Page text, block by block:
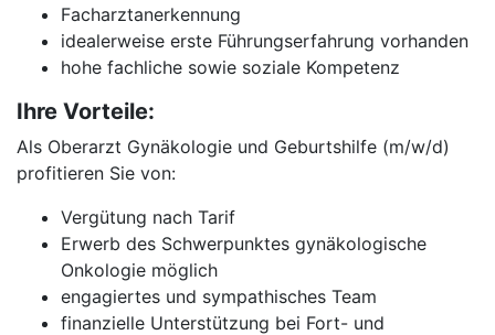
Facharztanerkennung
idealerweise erste Führungserfahrung vorhanden
hohe fachliche sowie soziale Kompetenz
Ihre Vorteile:
Als Oberarzt Gynäkologie und Geburtshilfe (m/w/d)
profitieren Sie von:
Vergütung nach Tarif
Erwerb des Schwerpunktes gynäkologische
Onkologie möglich
engagiertes und sympathisches Team
finanzielle Unterstützung bei Fort- und